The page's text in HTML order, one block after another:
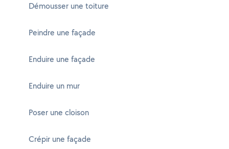
Démousser une toiture
Peindre une façade
Enduire une façade
Enduire un mur
Poser une cloison
Crépir une façade